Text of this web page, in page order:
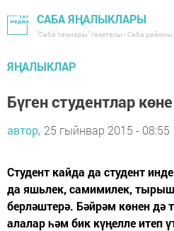
САБА ЯҢАЛЫКЛАРЫ
"Саба таңнары" газетасы - Саба районы
ЯҢАЛЫКЛАР
Бүген студентлар көне
автор, 25 гыйнвар 2015 - 08:55
Студент кайда да студент
да яшьлек, самимилек,
берләштерә. Бәйрәм көнен дә
алалар һәм бик күңелле итеп